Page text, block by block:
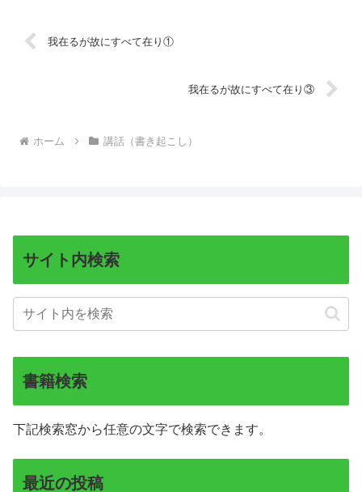
我在るが故にすべて在り①
我在るが故にすべて在り③
ホーム 講話（書き起こし）
サイト内検索
書籍検索
下記検索窓から任意の文字で検索できます。
最近の投稿